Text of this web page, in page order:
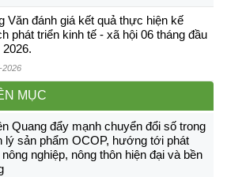
Văn đánh giá kết quả thực hiện kế
phát triển kinh tế - xã hội 06 tháng đầu
2026.
2026
MỤC
Quang đẩy mạnh chuyển đổi số trong
lý sản phẩm OCOP, hướng tới phát
nghiệp, nông thôn hiện đại và bền